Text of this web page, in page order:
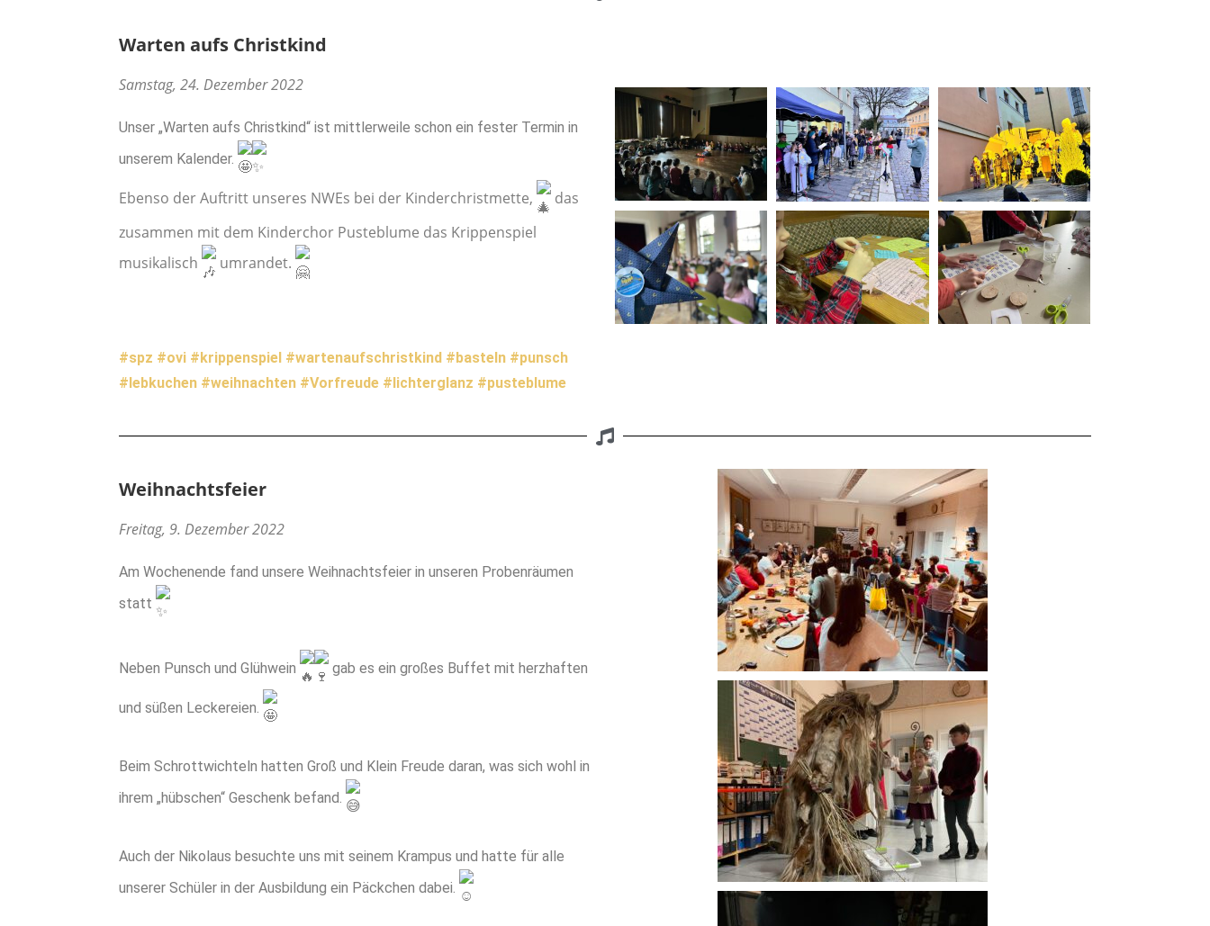
Warten aufs Christkind
Samstag, 24. Dezember 2022
Unser „Warten aufs Christkind“ ist mittlerweile schon ein fester Termin in
unserem Kalender.
Ebenso der Auftritt unseres NWEs bei der Kinderchristmette,
das
zusammen mit dem Kinderchor Pusteblume das Krippenspiel
musikalisch
umrandet.
#spz #ovi #krippenspiel #wartenaufschristkind #basteln #punsch
#lebkuchen #weihnachten #Vorfreude #lichterglanz #pusteblume
Weihnachtsfeier
Freitag, 9. Dezember 2022
Am Wochenende fand unsere Weihnachtsfeier in unseren Probenräumen
statt
Neben Punsch und Glühwein gab es ein großes Buffet mit herzhaften
und süßen Leckereien.
Beim Schrottwichteln hatten Groß und Klein Freude daran, was sich wohl in
ihrem „hübschen“ Geschenk befand.
Auch der Nikolaus besuchte uns mit seinem Krampus und hatte für alle
unserer Schüler in der Ausbildung ein Päckchen dabei.